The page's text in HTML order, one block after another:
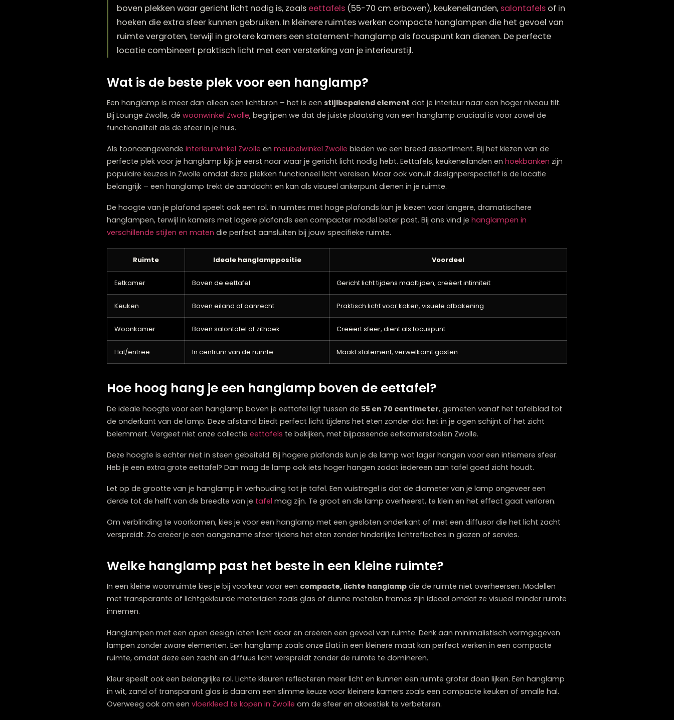
De beste plek voor een hanglamp is afhankelijk van zowel functionaliteit als stijl. Ideaal hang je hanglampen
boven plekken waar gericht licht nodig is, zoalseettafels(55-70 cm erboven), keukeneilanden,
hoeken die extra sfeer kunnen gebruiken. In kleinere ruimtes werken compacte hanglampen die het gevoel van
locatie combineert praktisch licht met een versterking van je interieurstijl.
Wat is de beste plek voor een hanglamp?
Bij Lounge Zwolle, déwoonwinkel Zwolle, begrijpen we dat de juiste plaatsing van een hanglamp cruciaal is voor zowel de
functionaliteit als de sfeer in je huis.
Als toonaangevende interieurwinkel Zwolleenmeubelwinkel Zwollebieden we een breed assortiment. Bij het kiezen van de
perfecte plek voor je hanglamp kijk je eerst naar waar je gericht licht nodig hebt. Eettafels, keukeneilanden en
populaire keuzes in Zwolle omdat deze plekken functioneel licht vereisen. Maar ook vanuit designperspectief is de locatie
belangrijk – een hanglamp trekt de aandacht en kan als visueel ankerpunt dienen in je ruimte.
De hoogte van je plafond speelt ook een rol. In ruimtes met hoge plafonds kun je kiezen voor langere, dramatischere
hanglampen, terwijl in kamers met lagere plafonds een compacter model beter past. Bij ons vind jehanglampen in
verschillende stijlen en matendie perfect aansluiten bij jouw specifieke ruimte.
Eetkamer Boven de eettafel Gericht licht tijdens maaltijden, creëert intimiteit
Keuken Boven eiland of aanrecht Praktisch licht voor koken, visuele afbakening
Woonkamer Boven salontafel of zithoek Creëert sfeer, dient als focuspunt
Hal/entree In centrum van de ruimte Maakt statement, verwelkomt gasten
Hoe hoog hang je een hanglamp boven de eettafel?
de onderkant van de lamp. Deze afstand biedt perfect licht tijdens het eten zonder dat het in je ogen schijnt of het zicht
belemmert. Vergeet niet onze collectieeettafelste bekijken, met bijpassende eetkamerstoelen Zwolle.
Deze hoogte is echter niet in steen gebeiteld. Bij hogere plafonds kun je de lamp wat lager hangen voor een intiemere sfeer.
Let op de grootte van je hanglamp in verhouding tot je tafel. Een vuistregel is dat de diameter van je lamp ongeveer een
derde tot de helft van de breedte van je mag zijn. Te groot en de lamp overheerst, te klein en het effect gaat verloren.
Om verblinding te voorkomen, kies je voor een hanglamp met een gesloten onderkant of met een diffusor die het licht zacht
Welke hanglamp past het beste in een kleine ruimte?
In een kleine woonruimte kies je bij voorkeur voor eencompacte, lichte hanglampdie de ruimte niet overheersen. Modellen
met transparante of lichtgekleurde materialen zoals glas of dunne metalen frames zijn ideaal omdat ze visueel minder ruimte
innemen.